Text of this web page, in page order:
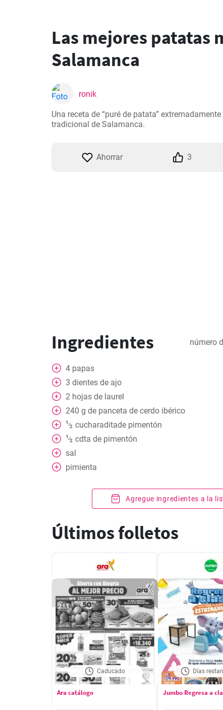
Las mejores patatas
Salamanca
ronik
Una receta de “puré de patata”
tradicional de Salamanca.
Ahorrar 3
Ingredientes número
4 papas
3 dientes de ajo
2 hojas de laurel
240 g de panceta de cerdo ibérico
1⁄2 cucharaditade pimentón
1⁄2 cdta de pimentón
sal
pimienta
Agregue ingredientes a la
Últimos folletos
Caducado
Ara catálogo
Días
Jumbo Regresa a